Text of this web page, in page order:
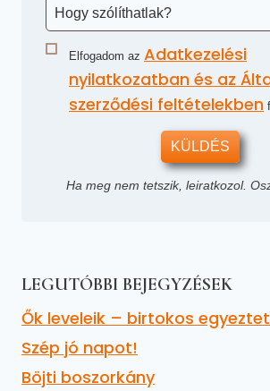
Elfogadom az Adatkezelési
nyilatkozatban és az
szerződési feltételekben
KÜLDÉS
Ha meg nem tetszik, leiratkozol.
LEGUTÓBBI BEJEGYZÉSEK
Ők leveleik – birtokos
Szép jó napot!
Böjti boszorkány